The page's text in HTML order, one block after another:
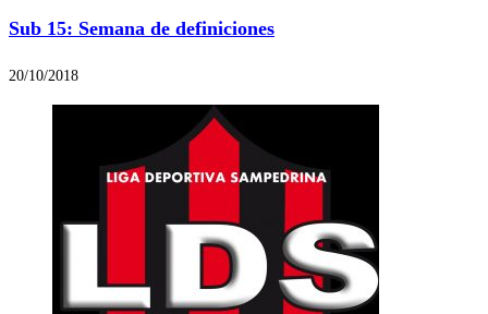
Sub 15: Semana de definiciones
20/10/2018